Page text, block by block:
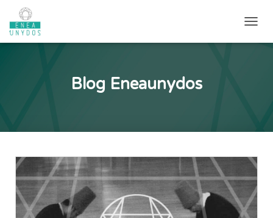
Blog Eneaunydos